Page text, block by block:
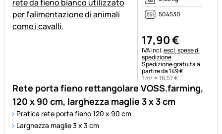
Rete porta fieno rettangolare VOSS.farming,
120 x 90 cm, larghezza maglie 3 x 3 cm
Pratica rete porta fieno 120 x 90 cm
Larghezza maglie 3 x 3 cm
504530
17,90€
Informazioni fiscali:
IVA incl.escl. spese di
spedizione
Spedizione gratuita a
partire da 149 €
1 m² =16,57€